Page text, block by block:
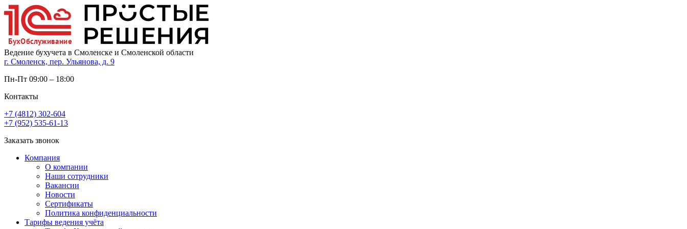
Ведение бухучета в Смоленске и Смоленской области
г. Смоленск, пер. Ульянова, д. 9
Пн-Пт 09:00 – 18:00
Контакты
+7 (4812) 302-604
+7 (952) 535-61-13
Заказать звонок
Компания
О компании
Наши сотрудники
Вакансии
Новости
Сертификаты
Политика конфиденциальности
Тарифы ведения учёта